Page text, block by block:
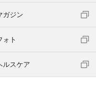
ガジン
ォト
ルスケア